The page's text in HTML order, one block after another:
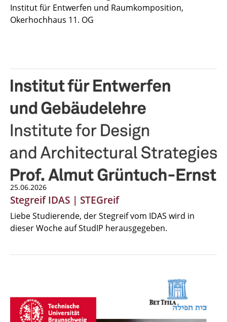
Institut für Entwerfen und Raumkomposition,
Okerhochhaus 11. OG
25.06.2026
Stegreif IDAS | STEGreif
Liebe Studierende, der Stegreif vom IDAS wird in
dieser Woche auf StudIP herausgegeben.